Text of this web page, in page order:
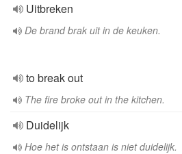
Uitbreken
De brand brak uit in de keuken.
to break out
The fire broke out in the kitchen.
Duidelijk
Hoe het is ontstaan is niet duidelijk.